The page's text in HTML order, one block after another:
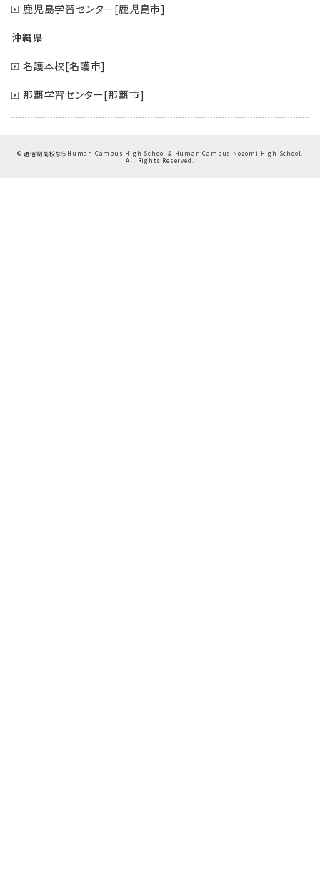
鹿児島学習センター[鹿児島市]
沖縄県
名護本校[名護市]
那覇学習センター[那覇市]
©通信制高校ならHuman Campus High School & Human Campus Nozomi High School.
All Rights Reserved.